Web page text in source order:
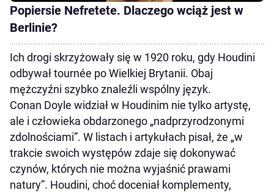
Popiersie Nefretete. Dlaczego wciąż jest w
Berlinie?
Ich drogi skrzyżowały się w 1920 roku, gdy Houdini
odbywał tournée po Wielkiej Brytanii. Obaj
mężczyźni szybko znaleźli wspólny język.
Conan Doyle widział w Houdinim nie tylko artystę,
ale i człowieka obdarzonego „nadprzyrodzonymi
zdolnościami”. W listach i artykułach pisał, że „w
trakcie swoich występów zdaje się dokonywać
czynów, których nie można wyjaśnić prawami
natury”. Houdini, choć doceniał komplementy,